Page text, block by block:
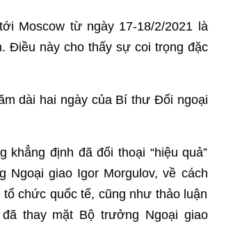
Moscow từ ngày 17-18/2/2021 là
Điều này cho thấy sự coi trọng đặc
dài hai ngày của Bí thư Đối ngoại
khẳng định đã đối thoại “hiệu quả”
giao Igor Morgulov, về cách
chức quốc tế, cũng như thảo luận
thay mặt Bộ trưởng Ngoại giao